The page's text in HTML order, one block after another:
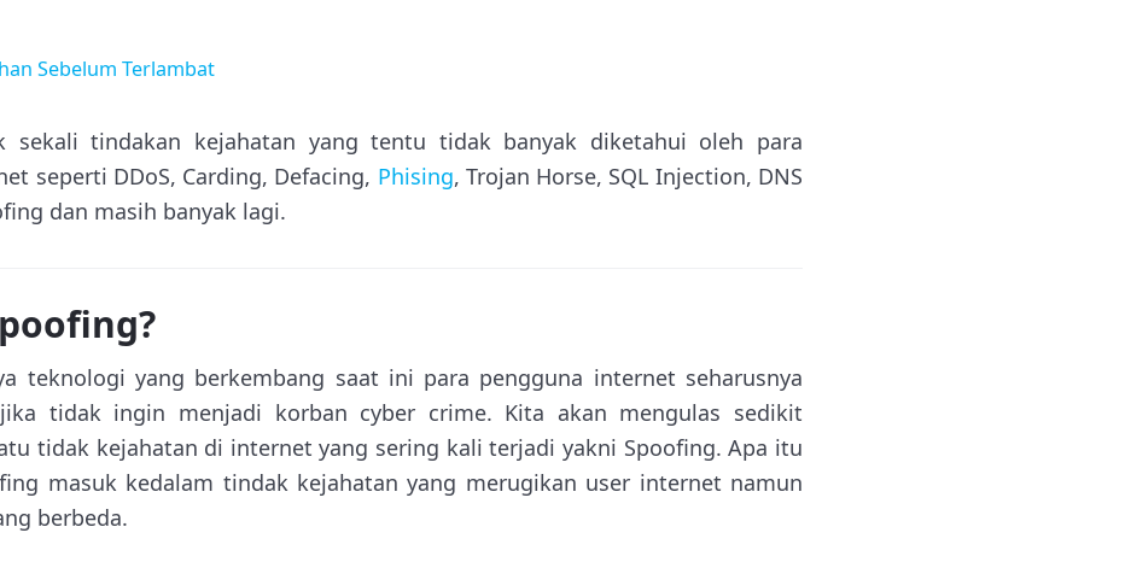
Sebelum Terlambat
sekali tindakan kejahatan yang tentu tidak banyak diketahui oleh para
seperti DDoS, Carding, Defacing, Phising, Trojan Horse, SQL Injection, DNS
dan masih banyak lagi.
teknologi yang berkembang saat ini para pengguna internet seharusnya
tidak ingin menjadi korban cyber crime. Kita akan mengulas sedikit
tidak kejahatan di internet yang sering kali terjadi yakni Spoofing. Apa itu
masuk kedalam tindak kejahatan yang merugikan user internet namun
berbeda.